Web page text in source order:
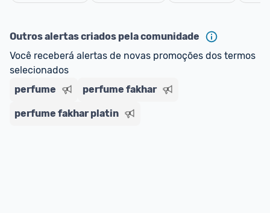
E lembre-se: você sempre pode contar ajuda da
comunidade para tirar dúvidas ou acionar os
nossos Admins marcando
comentário ou através do Fale com o Promobit.
Outros alertas criados pela comunidade
Você receberá alertas de novas promoções dos termos
selecionados
perfume
perfume fakhar
perfume fakhar platin